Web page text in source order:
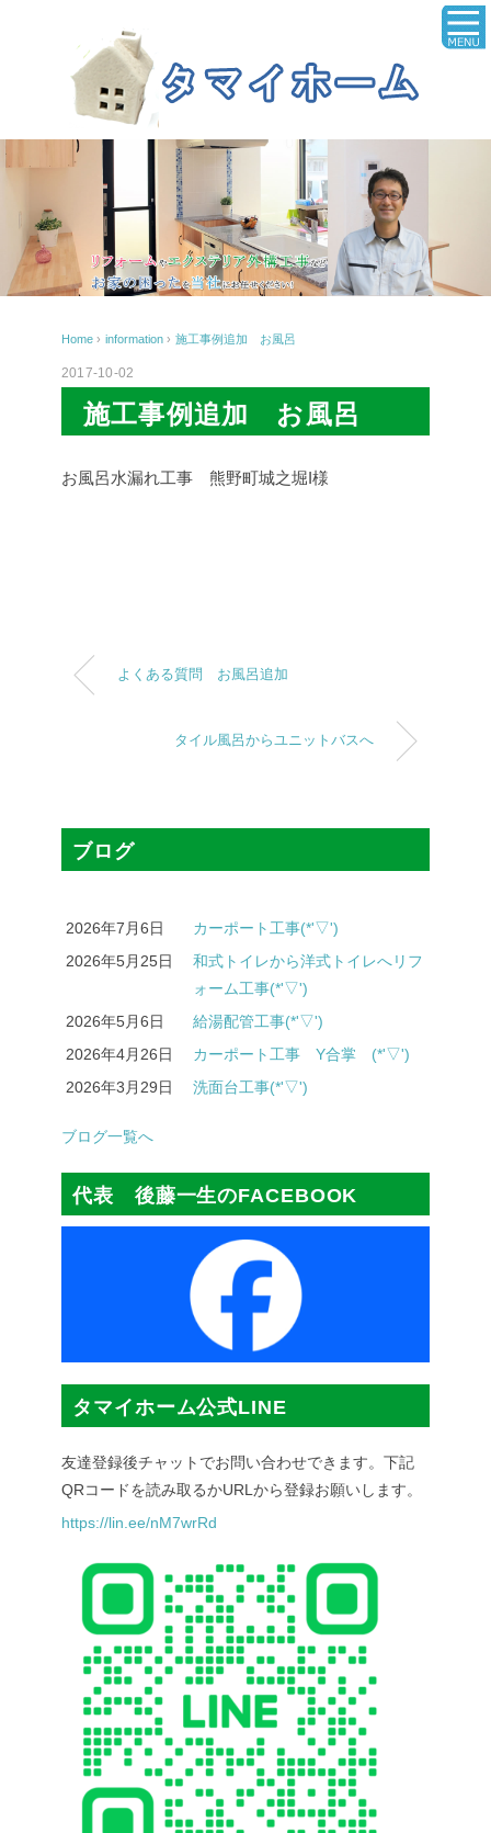
Home › information › 施工事例追加 お風呂
2017-10-02
施工事例追加 お風呂
お風呂水漏れ工事 熊野町城之堀I様
よくある質問 お風呂追加
タイル風呂からユニットバスへ
ブログ
2026年7月6日
カーポート工事(*'▽')
2026年5月25日
和式トイレから洋式トイレへリフ
ォーム工事(*'▽')
2026年5月6日
給湯配管工事(*'▽')
2026年4月26日
カーポート工事 Y合掌 (*'▽')
2026年3月29日
洗面台工事(*'▽')
ブログ一覧へ
代表 後藤一生のFACEBOOK
タマイホーム公式LINE
友達登録後チャットでお問い合わせできます。下記
QRコードを読み取るかURLから登録お願いします。
https://lin.ee/nM7wrRd